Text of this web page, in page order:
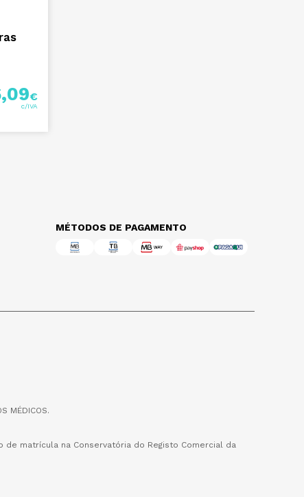
€
MÉTODOS DE PAGAMENTO
MÉDICOS.
de matrícula na Conservatória do Registo Comercial da